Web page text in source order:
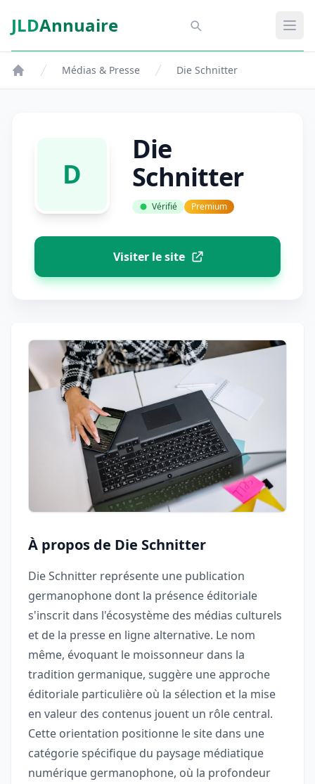
Aspect SDM
JLDAnnuaire
Médias & Presse Die Schnitter
D
Die
Schnitter
Vérifié Premium
Visiter le site
À propos de Die Schnitter
Die Schnitter représente une publication
germanophone dont la présence éditoriale
s'inscrit dans l'écosystème des médias culturels
et de la presse en ligne alternative. Le nom
même, évoquant le moissonneur dans la
tradition germanique, suggère une approche
éditoriale particulière où la sélection et la mise
en valeur des contenus jouent un rôle central.
Cette orientation positionne le site dans une
catégorie spécifique du paysage médiatique
numérique germanophone, où la profondeur